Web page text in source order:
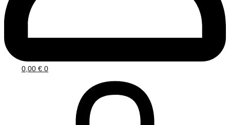
0,00 € 0